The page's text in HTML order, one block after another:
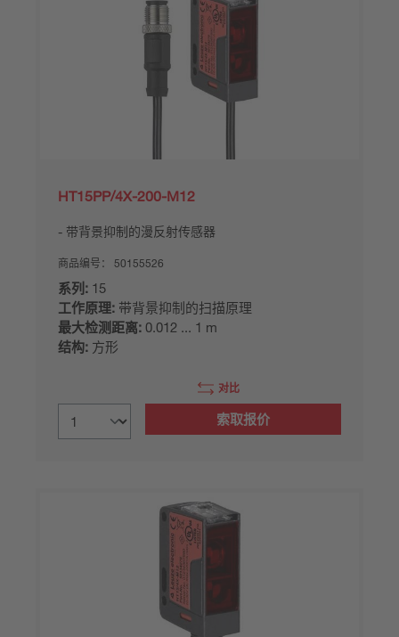
HT15PP/4X-200-M12
带背景抑制的漫反射传感器
商品编号： 50155526
系列: 15
工作原理: 带背景抑制的扫描原理
最大检测距离: 0.012 ... 1 m
结构: 方形
对比
索取报价